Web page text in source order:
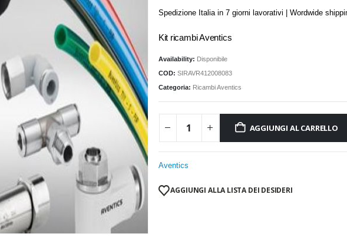
Spedizione Italia in 7 giorni lavorativi | Wordwide
Kit ricambi Aventics
Availability: Disponibile
COD: SIRAVR412008083
Categoria: Ricambi Aventics
AGGIUNGI AL CARRELLO
Aventics
AGGIUNGI ALLA LISTA DEI DESIDERI